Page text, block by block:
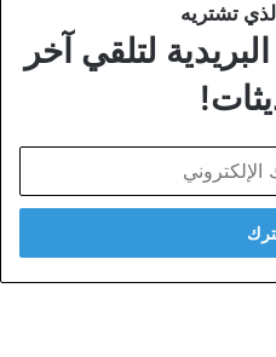
تشتريه
لتلقي آخر